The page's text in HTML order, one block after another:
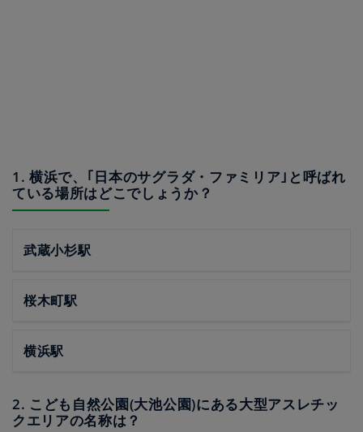
1. 横浜で、｢日本のサグラダ・ファミリア｣と呼ばれ
ている場所はどこでしょうか？
武蔵小杉駅
桜木町駅
横浜駅
2. こども自然公園(大池公園)にある大型アスレチッ
クエリアの名称は？